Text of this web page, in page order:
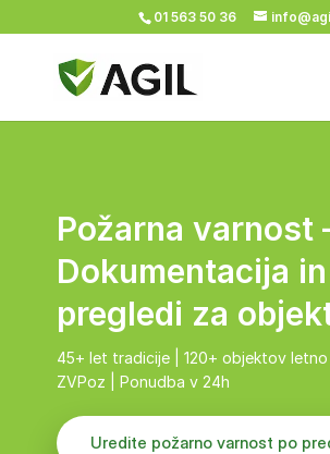
01 563 50 36
Požarna varnost
Dokumentacija in
pregledi za
45+ let tradicije | 120+ objektov
ZVPoz | Ponudba v 24h
Uredite požarno varnost po